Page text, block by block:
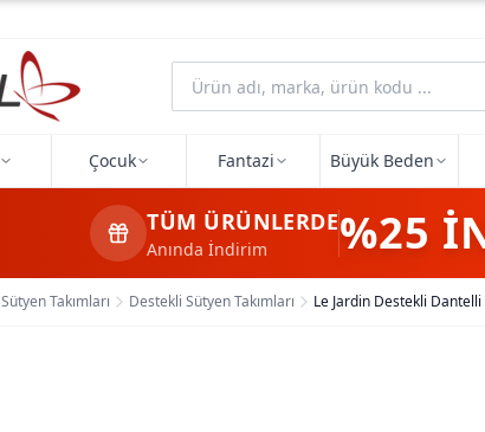
Çocuk Fantazi Büyük Beden
TÜM ÜRÜNLERDE
Anında İndirim %25
Sütyen Takımları Destekli Sütyen Takımları Le Jardin Destekli